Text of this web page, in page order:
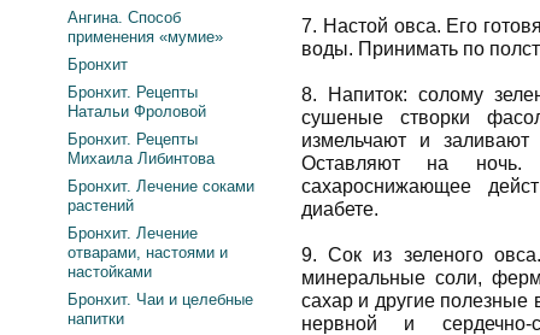
7. Настой овса. Его
воды. Принимать по
8. Напиток: солому
сушеные створки
измельчают и
Оставляют на ночь.
сахароснижающее
диабете.
9. Сок из зеленого
минеральные соли,
сахар и другие полезные
нервной и сердечно-
Ангина. Способ
применения «мумие»
Бронхит
Бронхит. Рецепты
Натальи Фроловой
Бронхит. Рецепты
Михаила Либинтова
Бронхит. Лечение соками
растений
Бронхит. Лечение
отварами, настоями и
настойками
Бронхит. Чаи и целебные
напитки